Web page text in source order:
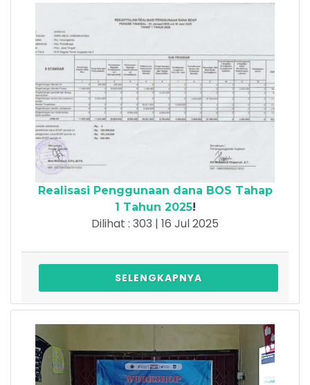
Realisasi Penggunaan dana BOS Tahap
1 Tahun 2025!
Dilihat : 303 | 16 Jul 2025
SELENGKAPNYA